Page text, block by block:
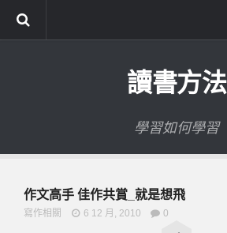
讀書方法
學習如何學習
作文高手 佳作共賞_就是想飛
寫作相關 6 12 月, 2010 0